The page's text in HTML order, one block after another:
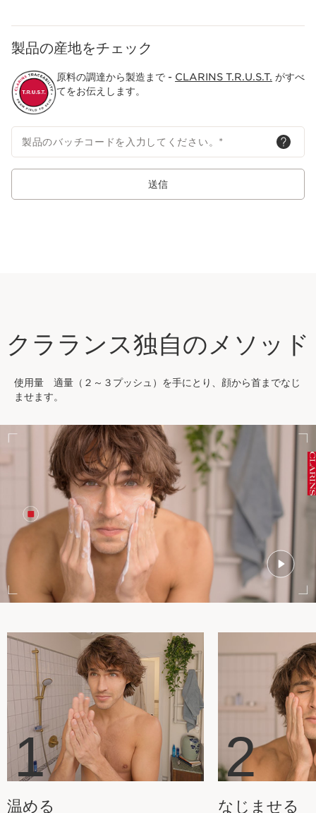
製品の産地をチェック
原料の調達から製造まで - CLARINS T.R.U.S.T. がすべ
てをお伝えします。
製品のバッチコードを入力してください。 *
送信
クラランス独自のメソッド
使用量 適量（２～３プッシュ）を手にとり、顔から首までなじ
ませます。
1
温める
2
なじませる